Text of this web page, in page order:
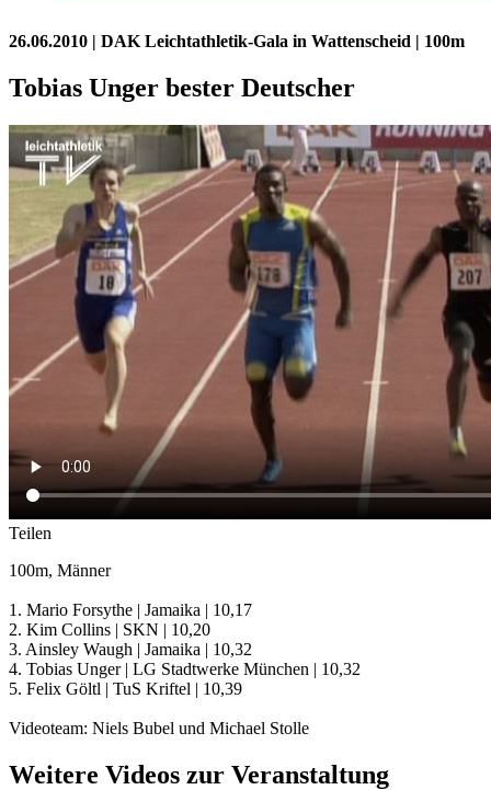
26.06.2010 | DAK Leichtathletik-Gala in Wattenscheid | 100m
Tobias Unger bester Deutscher
Teilen
100m, Männer
1. Mario Forsythe | Jamaika | 10,17
2. Kim Collins | SKN | 10,20
3. Ainsley Waugh | Jamaika | 10,32
4. Tobias Unger | LG Stadtwerke München | 10,32
5. Felix Göltl | TuS Kriftel | 10,39
Videoteam: Niels Bubel und Michael Stolle
Weitere Videos zur Veranstaltung